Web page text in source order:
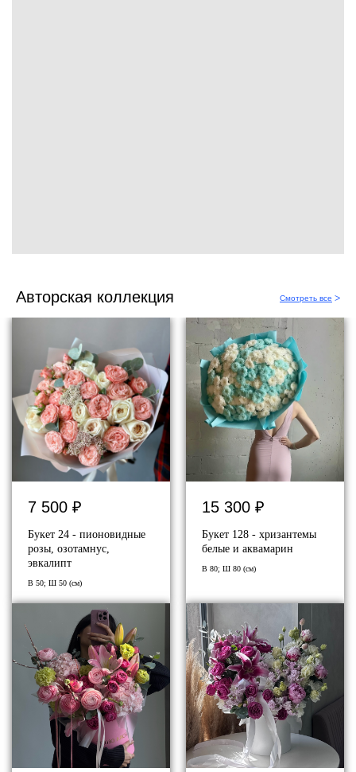
Авторская коллекция Смотреть все ᐳ
7 500 ₽
Букет 24 - пионовидные
розы, озотамнус,
эвкалипт
В 50; Ш 50 (см)
15 300 ₽
Букет 128 - хризантемы
белые и аквамарин
В 80; Ш 80 (см)